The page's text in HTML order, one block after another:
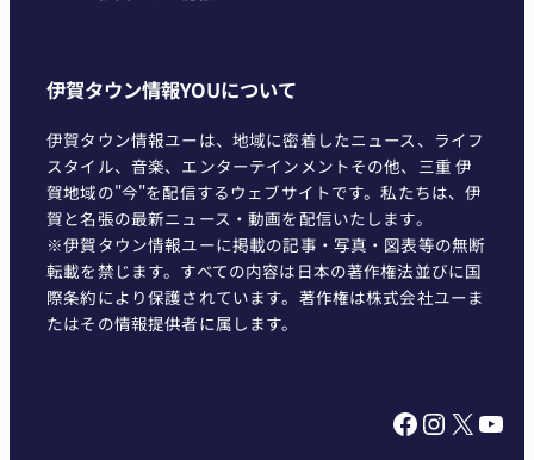
伊賀タウン情報YOUについて
伊賀タウン情報ユーは、地域に密着したニュース、ライフ
スタイル、音楽、エンターテインメントその他、三重 伊
賀地域の"今"を配信するウェブサイトです。私たちは、伊
賀と名張の最新ニュース・動画を配信いたします。
※伊賀タウン情報ユーに掲載の記事・写真・図表等の無断
転載を禁じます。すべての内容は日本の著作権法並びに国
際条約により保護されています。著作権は株式会社ユーま
たはその情報提供者に属します。
Facebook InstagramX YouTube